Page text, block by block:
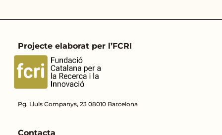
Projecte elaborat per l’FCRI
Pg. Lluís Companys, 23 08010 Barcelona
Contacta